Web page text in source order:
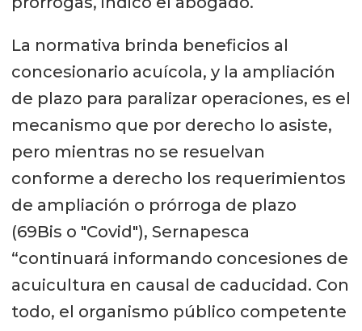
La normativa brinda beneficios al
concesionario acuícola, y la ampliación
de plazo para paralizar operaciones, es el
mecanismo que por derecho lo asiste,
pero mientras no se resuelvan
conforme a derecho los requerimientos
de ampliación o prórroga de plazo
(69Bis o "Covid"), Sernapesca
“continuará informando concesiones de
acuicultura en causal de caducidad. Con
todo, el organismo público competente